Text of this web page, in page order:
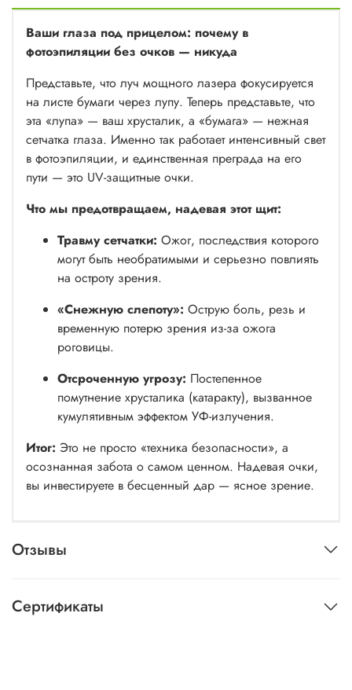
Ваши глаза под прицелом: почему в
фотоэпиляции без очков — никуда
Представьте, что луч мощного лазера фокусируется
на листе бумаги через лупу. Теперь представьте, что
эта «лупа» — ваш хрусталик, а «бумага» — нежная
сетчатка глаза. Именно так работает интенсивный свет
в фотоэпиляции, и единственная преграда на его
пути — это UV-защитные очки.
Что мы предотвращаем, надевая этот щит:
Травму сетчатки: Ожог, последствия которого
могут быть необратимыми и серьезно повлиять
на остроту зрения.
«Снежную слепоту»: Острую боль, резь и
временную потерю зрения из-за ожога
роговицы.
Отсроченную угрозу: Постепенное
помутнение хрусталика (катаракту), вызванное
кумулятивным эффектом УФ-излучения.
Итог: Это не просто «техника безопасности», а
осознанная забота о самом ценном. Надевая очки,
вы инвестируете в бесценный дар — ясное зрение.
Отзывы
Сертификаты